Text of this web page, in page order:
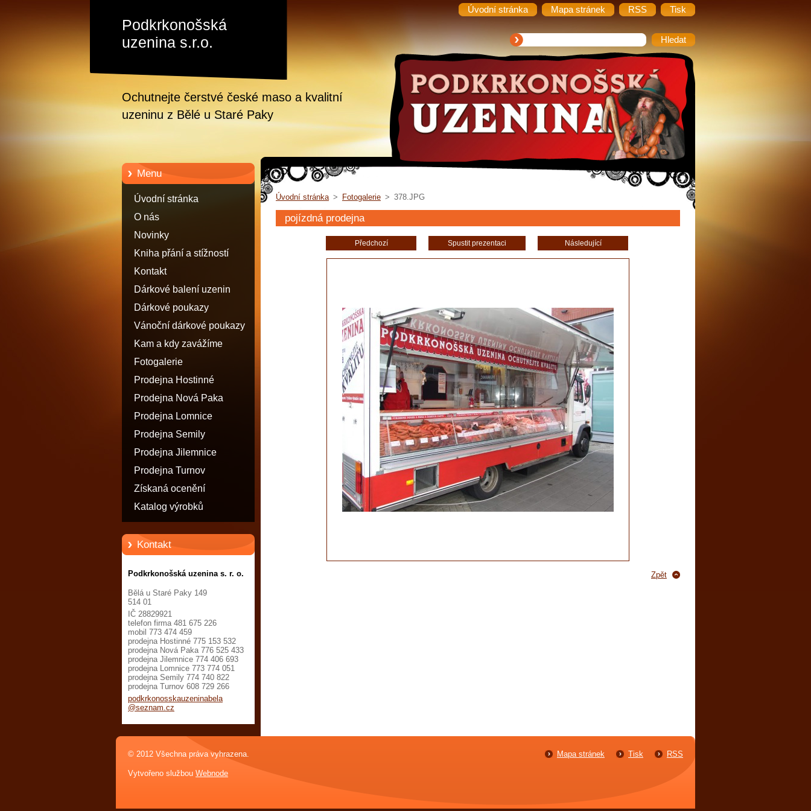
Úvodní stránka Mapa stránek RSS Tisk
Podkrkonošská
uzenina s.r.o.
Ochutnejte čerstvé české maso a kvalitní
uzeninu z Bělé u Staré Paky
Menu
Úvodní stránka
O nás
Novinky
Kniha přání a stížností
Kontakt
Dárkové balení uzenin
Dárkové poukazy
Vánoční dárkové poukazy
Kam a kdy zavážíme
Fotogalerie
Prodejna Hostinné
Prodejna Nová Paka
Prodejna Lomnice
Prodejna Semily
Prodejna Jilemnice
Prodejna Turnov
Získaná ocenění
Katalog výrobků
Kontakt
Podkrkonošská uzenina s. r. o.
Bělá u Staré Paky 149
514 01
IČ 28829921
telefon firma 481 675 226
mobil 773 474 459
prodejna Hostinné 775 153 532
prodejna Nová Paka 776 525 433
prodejna Jilemnice 774 406 693
prodejna Lomnice 773 774 051
prodejna Semily 774 740 822
prodejna Turnov 608 729 266
podkrkonosskauzeninabela
@seznam.cz
Úvodní stránka > Fotogalerie > 378.JPG
pojízdná prodejna
Předchozí Spustit prezentaci Následující
Zpět
Mapa stránek Tisk RSS
© 2012 Všechna práva vyhrazena.
Vytvořeno službou Webnode